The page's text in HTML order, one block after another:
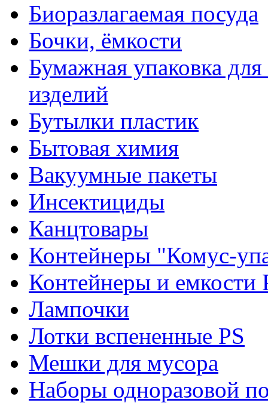
Биоразлагаемая посуда
Бочки, ёмкости
Бумажная упаковка
изделий
Бутылки пластик
Бытовая химия
Вакуумные пакеты
Инсектициды
Канцтовары
Контейнеры "Комус-
Контейнеры и емкости
Лампочки
Лотки вспененные PS
Мешки для мусора
Наборы одноразовой